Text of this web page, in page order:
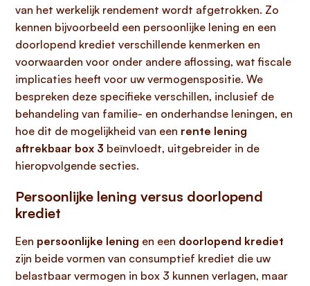
van het werkelijk rendement wordt afgetrokken. Zo
kennen bijvoorbeeld een persoonlijke lening en een
doorlopend krediet verschillende kenmerken en
voorwaarden voor onder andere aflossing, wat fiscale
implicaties heeft voor uw vermogenspositie. We
bespreken deze specifieke verschillen, inclusief de
behandeling van familie- en onderhandse leningen, en
hoe dit de mogelijkheid van een rente lening
aftrekbaar box 3 beïnvloedt, uitgebreider in de
hieropvolgende secties.
Persoonlijke lening versus doorlopend
krediet
Een persoonlijke lening en een doorlopend krediet
zijn beide vormen van consumptief krediet die uw
belastbaar vermogen in box 3 kunnen verlagen, maar